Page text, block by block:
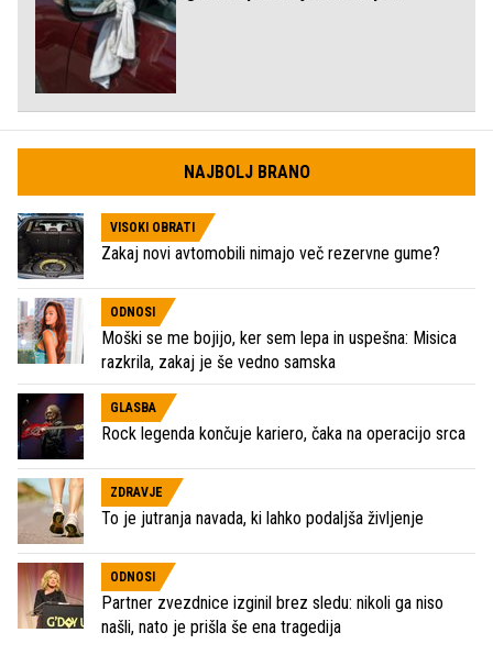
NAJBOLJ BRANO
VISOKI OBRATI
Zakaj novi avtomobili nimajo več rezervne gume?
ODNOSI
Moški se me bojijo, ker sem lepa in uspešna: Misica
razkrila, zakaj je še vedno samska
GLASBA
Rock legenda končuje kariero, čaka na operacijo srca
ZDRAVJE
To je jutranja navada, ki lahko podaljša življenje
ODNOSI
Partner zvezdnice izginil brez sledu: nikoli ga niso
našli, nato je prišla še ena tragedija